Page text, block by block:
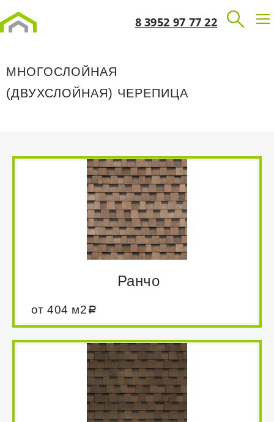
8 3952 97 77 22
МНОГОСЛОЙНАЯ
(ДВУХСЛОЙНАЯ) ЧЕРЕПИЦА
Ранчо
Двухслойная черепица, доступная каждому! Четыре
популярных цвета органично дополнят стиль
любого дома, а фактурный рельеф придаст кровле
солидность и индивидуальность. Идеальное
сочетание цены и качества с гарантией 30 лет.
от 404 м2